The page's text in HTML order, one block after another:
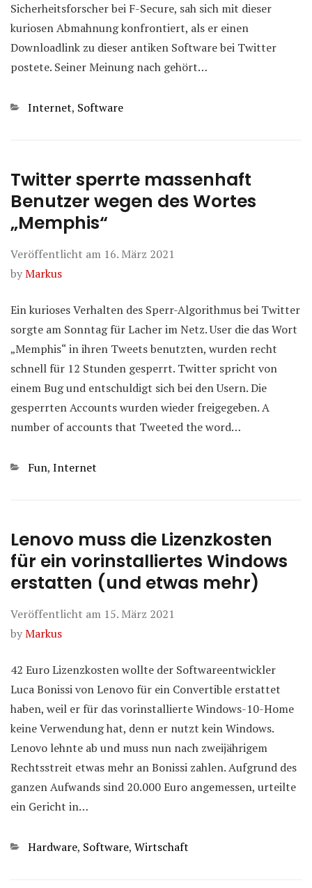
Sicherheitsforscher bei F-Secure, sah sich mit dieser
kuriosen Abmahnung konfrontiert, als er einen
Downloadlink zu dieser antiken Software bei Twitter
postete. Seiner Meinung nach gehört…
Kategorien
Internet, Software
Twitter sperrte massenhaft
Benutzer wegen des Wortes
„Memphis“
Veröffentlicht am 16. März 2021
byMarkus
Ein kurioses Verhalten des Sperr-Algorithmus bei Twitter
sorgte am Sonntag für Lacher im Netz. User die das Wort
„Memphis“ in ihren Tweets benutzten, wurden recht
schnell für 12 Stunden gesperrt. Twitter spricht von
einem Bug und entschuldigt sich bei den Usern. Die
gesperrten Accounts wurden wieder freigegeben. A
number of accounts that Tweeted the word…
Kategorien
Fun, Internet
Lenovo muss die Lizenzkosten
für ein vorinstalliertes Windows
erstatten (und etwas mehr)
Veröffentlicht am 15. März 2021
byMarkus
42 Euro Lizenzkosten wollte der Softwareentwickler
Luca Bonissi von Lenovo für ein Convertible erstattet
haben, weil er für das vorinstallierte Windows-10-Home
keine Verwendung hat, denn er nutzt kein Windows.
Lenovo lehnte ab und muss nun nach zweijährigem
Rechtsstreit etwas mehr an Bonissi zahlen. Aufgrund des
ganzen Aufwands sind 20.000 Euro angemessen, urteilte
ein Gericht in…
Kategorien
Hardware, Software, Wirtschaft